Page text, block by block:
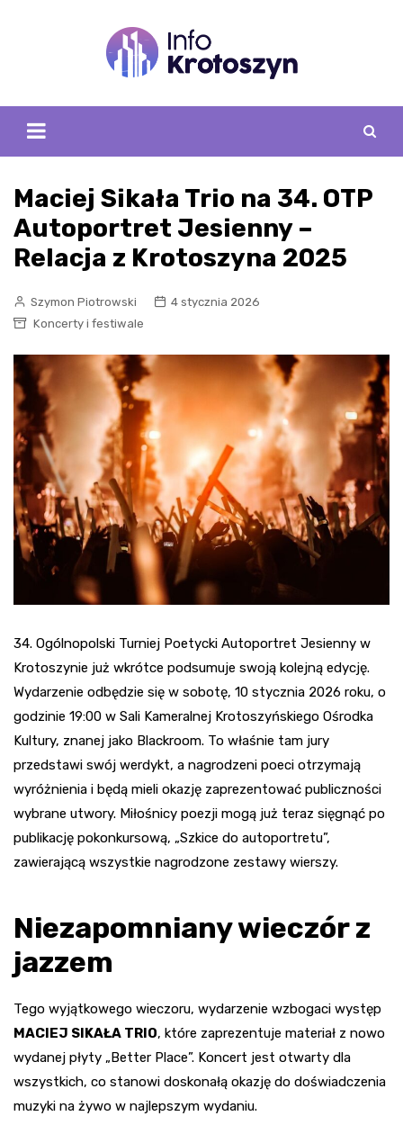
Maciej Sikała Trio na 34. OTP
Autoportret Jesienny –
Relacja z Krotoszyna 2025
Szymon Piotrowski
4 stycznia 2026
Koncerty i festiwale
34. Ogólnopolski Turniej Poetycki Autoportret Jesienny w
Krotoszynie już wkrótce podsumuje swoją kolejną edycję.
Wydarzenie odbędzie się w sobotę, 10 stycznia 2026 roku, o
godzinie 19:00 w Sali Kameralnej Krotoszyńskiego Ośrodka
Kultury, znanej jako Blackroom. To właśnie tam jury
przedstawi swój werdykt, a nagrodzeni poeci otrzymają
wyróżnienia i będą mieli okazję zaprezentować publiczności
wybrane utwory. Miłośnicy poezji mogą już teraz sięgnąć po
publikację pokonkursową, „Szkice do autoportretu”,
zawierającą wszystkie nagrodzone zestawy wierszy.
Niezapomniany wieczór z
jazzem
Tego wyjątkowego wieczoru, wydarzenie wzbogaci występ
MACIEJ SIKAŁA TRIO, które zaprezentuje materiał z nowo
wydanej płyty „Better Place”. Koncert jest otwarty dla
wszystkich, co stanowi doskonałą okazję do doświadczenia
muzyki na żywo w najlepszym wydaniu.